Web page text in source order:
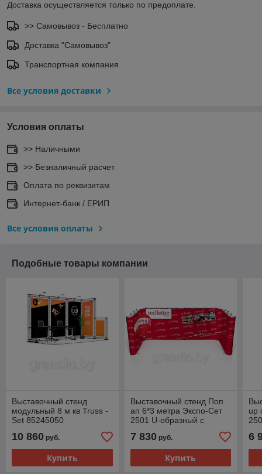
Доставка осуществляется только по предоплате.
>> Самовывоз - Бесплатно
Доставка "Самовывоз"
Транспортная компания
Все условия доставки
Условия оплаты
>> Наличными
>> Безналичный расчет
Оплата по реквизитам
Интернет-банк / ЕРИП
Все условия оплаты
Подобные товары компании
Выставочный стенд
модульный 8 м кв Truss -
Set 85245050
10 860 руб.
Купить
Выставочный стенд Поп
ап 6*3 метра Экспо-Сет
2501 U-образный с
7 830руб.
Купить
up
6